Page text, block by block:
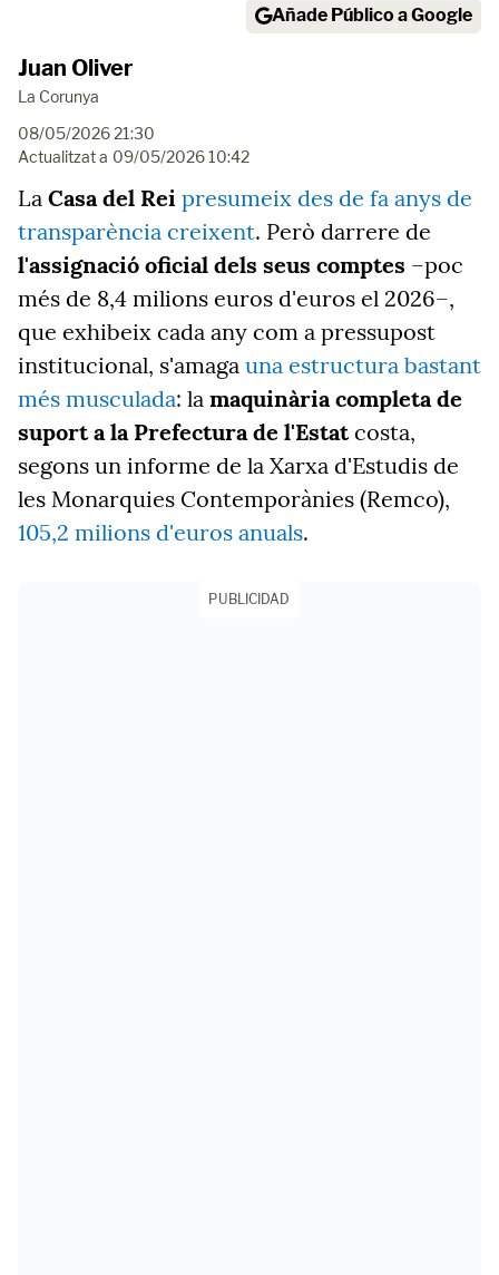
Añade Público a Google
Juan Oliver
La Corunya
08/05/2026 21:30
Actualitzat a 09/05/2026 10:42
La Casa del Rei presumeix des de fa anys de
transparència creixent. Però darrere de
l'assignació oficial dels seus comptes –poc
més de 8,4 milions euros d'euros el 2026–,
que exhibeix cada any com a pressupost
institucional, s'amaga una estructura bastant
més musculada: la maquinària completa de
suport a la Prefectura de l'Estatcosta,
segons un informe de la Xarxa d'Estudis de
les Monarquies Contemporànies (Remco),
105,2 milions d'euros anuals.
PUBLICIDAD